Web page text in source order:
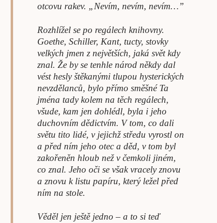
otcovu rakev. „Nevím, nevím, nevím…”
Rozhlížel se po regálech knihovny.
Goethe, Schiller, Kant, tucty, stovky
velkých jmen z největších, jaká svět kdy
znal. Že by se tenhle národ někdy dal
vést hesly štěkanými tlupou hysterických
nevzdělanců, bylo přímo směšné Ta
jména tady kolem na těch regálech,
všude, kam jen dohlédl, byla i jeho
duchovním dědictvím. V tom, co dali
světu tito lidé, v jejichž středu vyrostl on
a před ním jeho otec a děd, v tom byl
zakořeněn hloub než v čemkoli jiném,
co znal. Jeho oči se však vracely znovu
a znovu k listu papíru, který ležel před
ním na stole.
Věděl jen ještě jedno – a to si teď